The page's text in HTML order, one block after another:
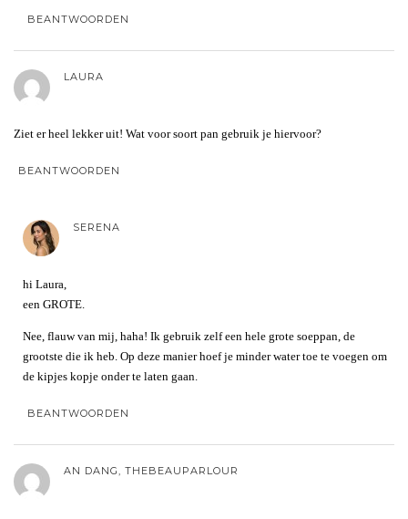
BEANTWOORDEN
LAURA
Ziet er heel lekker uit! Wat voor soort pan gebruik je hiervoor?
BEANTWOORDEN
SERENA
hi Laura,
een GROTE.
Nee, flauw van mij, haha! Ik gebruik zelf een hele grote soeppan, de
grootste die ik heb. Op deze manier hoef je minder water toe te voegen om
de kipjes kopje onder te laten gaan.
BEANTWOORDEN
AN DANG, THEBEAUPARLOUR